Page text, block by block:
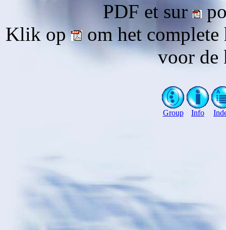
PDF et sur
Klik op
om het
voor de
Group Info